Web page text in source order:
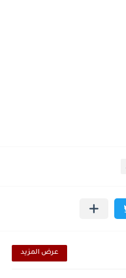
عرض المزيد